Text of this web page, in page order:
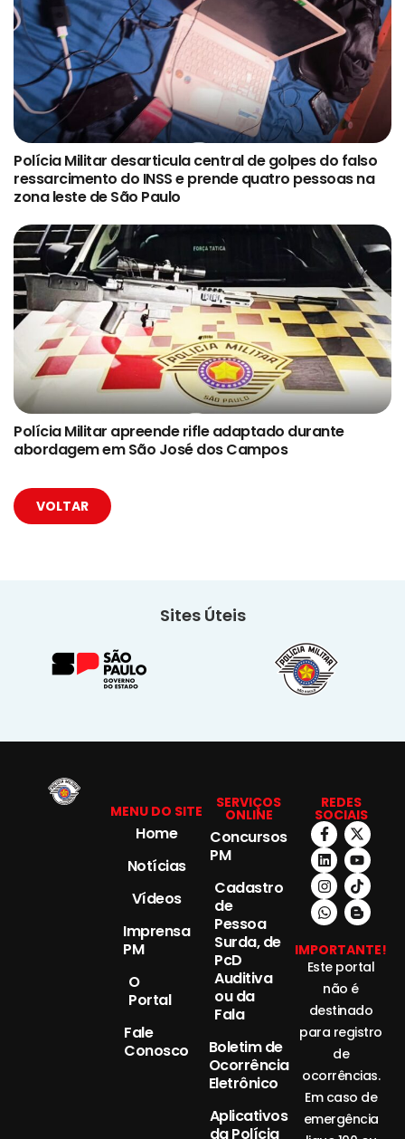
Polícia Militar desarticula central de golpes do falso
ressarcimento do INSS e prende quatro pessoas na
zona leste de São Paulo
Polícia Militar apreende rifle adaptado durante
abordagem em São José dos Campos
VOLTAR
Sites Úteis
MENU DO SITE
Home
Notícias
Vídeos
Imprensa
PM
O
Portal
Fale
Conosco
SERVIÇOS
ONLINE
Concursos
PM
Cadastro
de
Pessoa
Surda, de
PcD
Auditiva
ou da
Fala
Boletim de
Ocorrência
Eletrônico
Aplicativos
da Polícia
REDES
SOCIAIS
IMPORTANTE!
Este portal
não é
destinado
para registro
de
ocorrências.
Em caso de
emergência